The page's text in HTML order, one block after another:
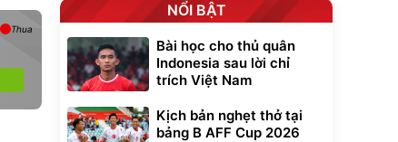
Thua
NỔI BẬT
Bài học cho thủ quân
Indonesia sau lời chỉ
trích Việt Nam
Kịch bản nghẹt thở tại
bảng B AFF Cup 2026